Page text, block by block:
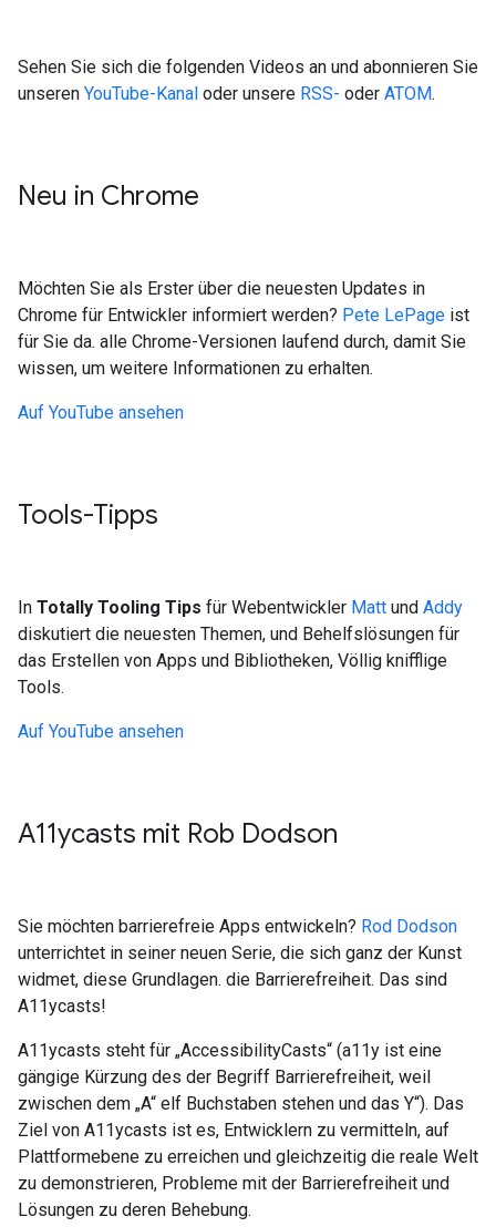
Sehen Sie sich die folgenden Videos an und abonnieren Sie
unseren YouTube-Kanal oder unsere RSS- oder ATOM.
Neu in Chrome
Möchten Sie als Erster über die neuesten Updates in
Chrome für Entwickler informiert werden? Pete LePage ist
für Sie da. alle Chrome-Versionen laufend durch, damit Sie
wissen, um weitere Informationen zu erhalten.
Auf YouTube ansehen
Tools-Tipps
In Totally Tooling Tips für Webentwickler Matt und Addy
diskutiert die neuesten Themen, und Behelfslösungen für
das Erstellen von Apps und Bibliotheken, Völlig knifflige
Tools.
Auf YouTube ansehen
A11ycasts mit Rob Dodson
Sie möchten barrierefreie Apps entwickeln? Rod Dodson
unterrichtet in seiner neuen Serie, die sich ganz der Kunst
widmet, diese Grundlagen. die Barrierefreiheit. Das sind
A11ycasts!
A11ycasts steht für „AccessibilityCasts“ (a11y ist eine
gängige Kürzung des der Begriff Barrierefreiheit, weil
zwischen dem „A“ elf Buchstaben stehen und das Y“). Das
Ziel von A11ycasts ist es, Entwicklern zu vermitteln, auf
Plattformebene zu erreichen und gleichzeitig die reale Welt
zu demonstrieren, Probleme mit der Barrierefreiheit und
Lösungen zu deren Behebung.